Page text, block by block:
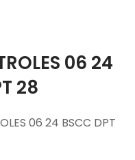
06 24
28
06 24 BSCC DPT